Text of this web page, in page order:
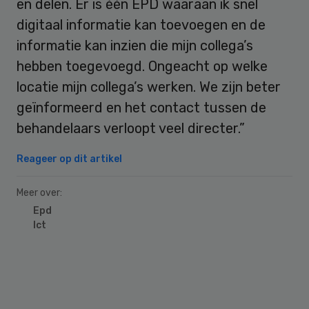
en delen. Er is één EPD waaraan ik snel
digitaal informatie kan toevoegen en de
informatie kan inzien die mijn collega’s
hebben toegevoegd. Ongeacht op welke
locatie mijn collega’s werken. We zijn beter
geïnformeerd en het contact tussen de
behandelaars verloopt veel directer.”
Reageer op dit artikel
Meer over:
Epd
Ict